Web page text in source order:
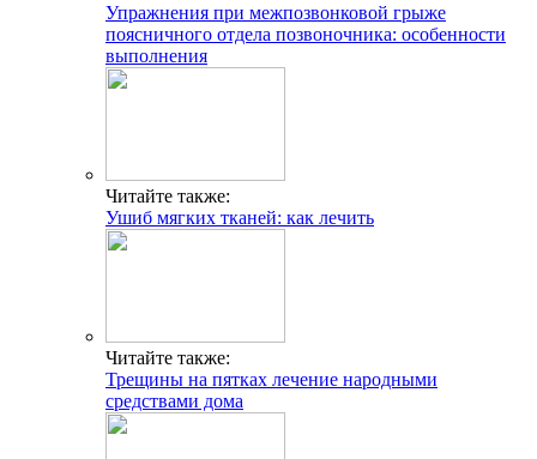
Упражнения при межпозвонковой грыже
поясничного отдела позвоночника: особенности
выполнения
Читайте также:
Ушиб мягких тканей: как лечить
Читайте также:
Трещины на пятках лечение народными
средствами дома